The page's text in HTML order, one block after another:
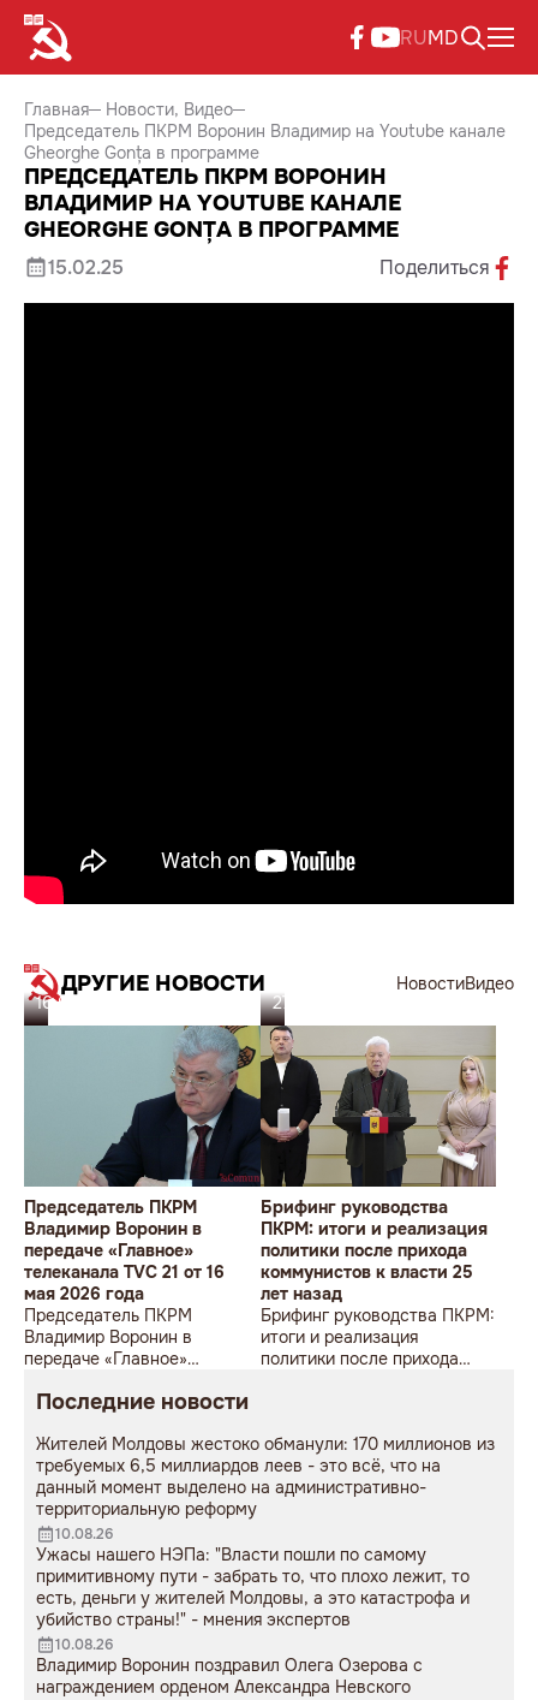
RUMD
Главная Новости Видео
Председатель ПКРМ Воронин Владимир на Youtube канале
Gheorghe Gonța в программе
ПРЕДСЕДАТЕЛЬ ПКРМ ВОРОНИН
ВЛАДИМИР НА YOUTUBE КАНАЛЕ
GHEORGHE GONȚA В ПРОГРАММЕ
15.02.25 Поделиться
ДРУГИЕ НОВОСТИ НовостиВидео
16.05.26
Председатель ПКРМ
Владимир Воронин в
передаче «Главное»
телеканала TVC 21 от 16
мая 2026 года
Председатель ПКРМ
Владимир Воронин в
передаче «Главное»
2026 года
27.02.26
Брифинг руководства
ПКРМ: итоги и реализация
политики после прихода
коммунистов к власти 25
лет назад
Брифинг руководства ПКРМ:
итоги и реализация
политики после прихода
Последние новости
Жителей Молдовы жестоко обманули: 170 миллионов из
требуемых 6,5 миллиардов леев - это всё, что на
данный момент выделено на административно-
территориальную реформу
10.08.26
Ужасы нашего НЭПа: "Власти пошли по самому
примитивному пути - забрать то, что плохо лежит, то
есть, деньги у жителей Молдовы, а это катастрофа и
убийство страны!" - мнения экспертов
10.08.26
Владимир Воронин поздравил Олега Озерова с
награждением орденом Александра Невского